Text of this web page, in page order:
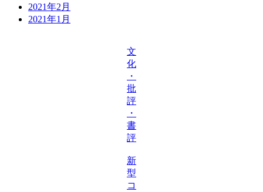
2021年2月
2021年1月
文
化
・
批
評
・
書
評
新
型
コ